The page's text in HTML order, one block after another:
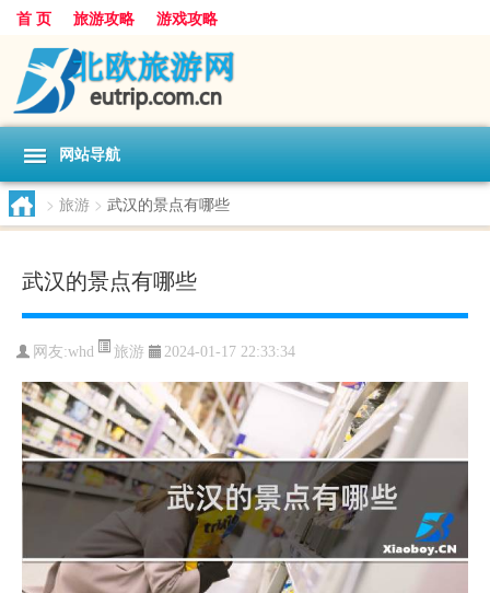
首 页 旅游攻略 游戏攻略
网站导航
> 旅游 > 武汉的景点有哪些
武汉的景点有哪些
网友:whd 旅游 2024-01-17 22:33:34